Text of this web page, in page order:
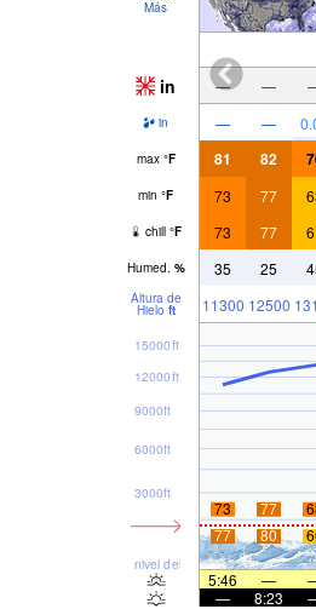
Más
in — —
in — —
max °F 81 82
min °F 73 77
chill °F 73 77
Humed. % 35 25
Altura de
Hielo ft 11300 12500
nivel del mar
3000ft
6000ft
9000ft
12000ft
15000ft
73 77
77
80
5:46 —
—
8:23